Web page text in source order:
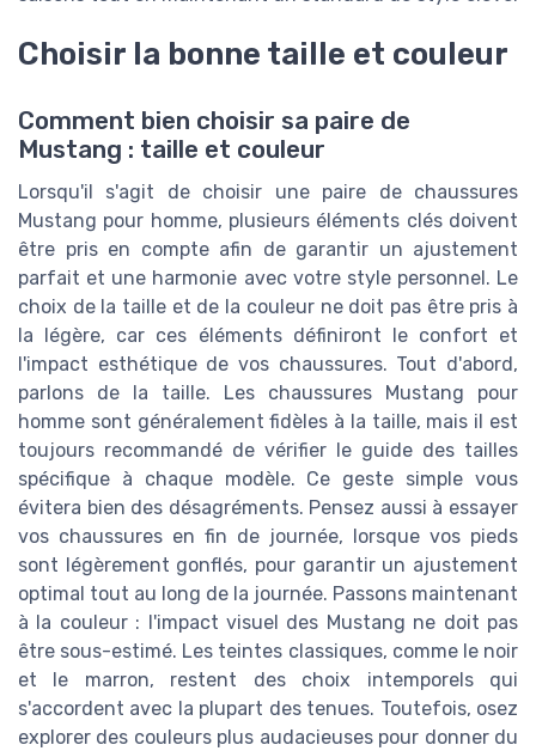
Choisir la bonne taille et couleur
Comment bien choisir sa paire de
Mustang : taille et couleur
Lorsqu'il s'agit de choisir une paire de chaussures
Mustang pour homme, plusieurs éléments clés doivent
être pris en compte afin de garantir un ajustement
parfait et une harmonie avec votre style personnel. Le
choix de la taille et de la couleur ne doit pas être pris à
la légère, car ces éléments définiront le confort et
l'impact esthétique de vos chaussures. Tout d'abord,
parlons de la taille. Les chaussures Mustang pour
homme sont généralement fidèles à la taille, mais il est
toujours recommandé de vérifier le guide des tailles
spécifique à chaque modèle. Ce geste simple vous
évitera bien des désagréments. Pensez aussi à essayer
vos chaussures en fin de journée, lorsque vos pieds
sont légèrement gonflés, pour garantir un ajustement
optimal tout au long de la journée. Passons maintenant
à la couleur : l'impact visuel des Mustang ne doit pas
être sous-estimé. Les teintes classiques, comme le noir
et le marron, restent des choix intemporels qui
s'accordent avec la plupart des tenues. Toutefois, osez
explorer des couleurs plus audacieuses pour donner du